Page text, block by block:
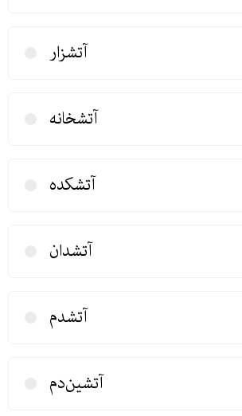
آتشزار
آتشخانه
آتشكده
آتشدان
آتشدم
آتشین‌دم